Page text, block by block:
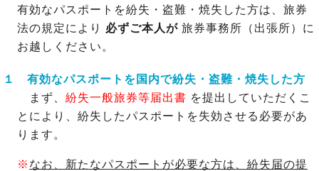
有効なパスポートを紛失・盗難・焼失した方は、旅券
法の規定により 必ずご本人が 旅券事務所（出張所）に
お越しください。
１ 有効なパスポートを国内で紛失・盗難・焼失した方
まず、 紛失一般旅券等届出書 を提出していただくこ
とにより、紛失したパスポートを失効させる必要があ
ります。
※ なお、新たなパスポートが必要な方は、紛失届の提